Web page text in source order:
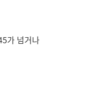
가 넘거나